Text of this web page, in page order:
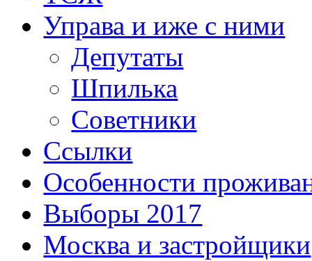
Управа и иже с ними
Депутаты
Шпилька
Советники
Ссылки
Особенности
Выборы 2017
Москва и застройщики